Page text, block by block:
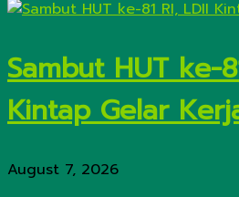
Sambut HUT ke-
Kintap Gelar
August 7, 2026